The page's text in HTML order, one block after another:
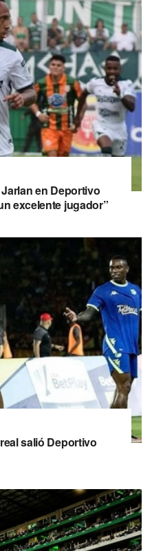
en Deportivo
excelente jugador”
salió Deportivo